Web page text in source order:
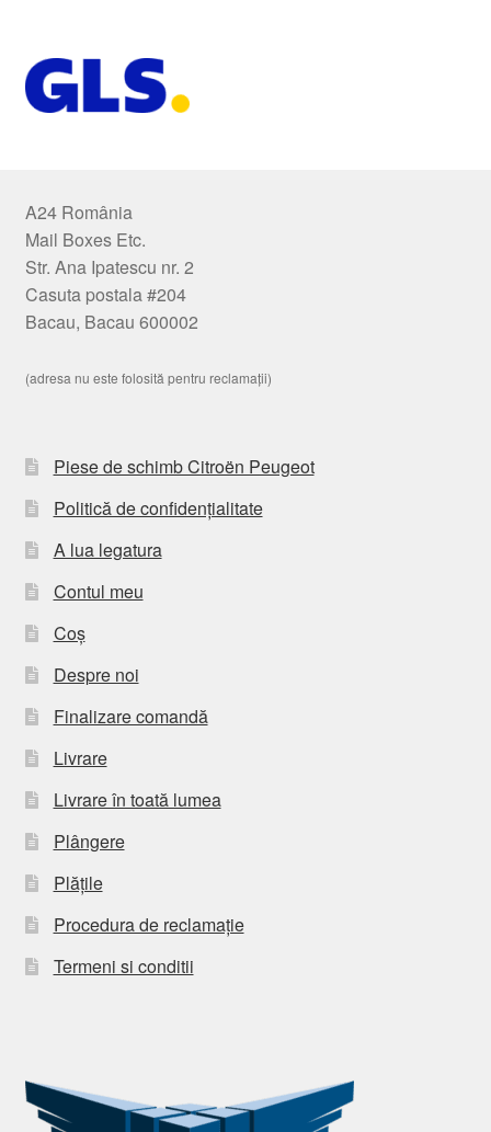
A24 România
Mail Boxes Etc.
Str. Ana Ipatescu nr. 2
Casuta postala #204
Bacau, Bacau 600002
(adresa nu este folosită pentru reclamații)
Piese de schimb Citroën Peugeot
Politică de confidențialitate
A lua legatura
Contul meu
Coș
Despre noi
Finalizare comandă
Livrare
Livrare în toată lumea
Plângere
Plățile
Procedura de reclamație
Termeni si conditii